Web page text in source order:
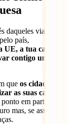
daqueles viajantes
país,
UE, a tua carta de
contigo uma
que os cidadãos
as suas cartas
ponto em particular
mas, se assim for,